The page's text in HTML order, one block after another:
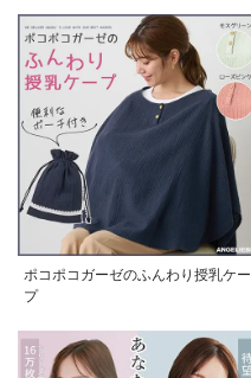
ポコポコガーゼのふんわり授乳ケー
プ